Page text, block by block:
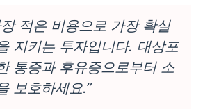
적은 비용으로 가장 확실
지키는 투자입니다. 대상포
통증과 후유증으로부터 소
보호하세요.”